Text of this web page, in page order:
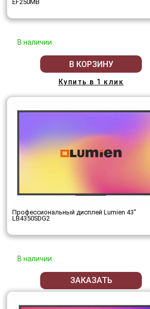
EF250MB
В наличии
В КОРЗИНУ
Купить в 1 клик
Профессиональный дисплей Lumien 43"
LB4350SDG2
В наличии
ЗАКАЗАТЬ